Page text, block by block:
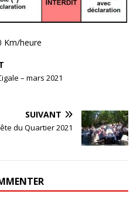
Km/heure
– mars 2021
SUIVANT
du Quartier 2021